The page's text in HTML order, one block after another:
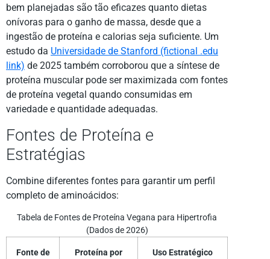
bem planejadas são tão eficazes quanto dietas
onívoras para o ganho de massa, desde que a
ingestão de proteína e calorias seja suficiente. Um
estudo da Universidade de Stanford (fictional .edu
link) de 2025 também corroborou que a síntese de
proteína muscular pode ser maximizada com fontes
de proteína vegetal quando consumidas em
variedade e quantidade adequadas.
Fontes de Proteína e
Estratégias
Combine diferentes fontes para garantir um perfil
completo de aminoácidos:
Tabela de Fontes de Proteína Vegana para Hipertrofia
(Dados de 2026)
Fonte de
Proteína por
Uso Estratégico